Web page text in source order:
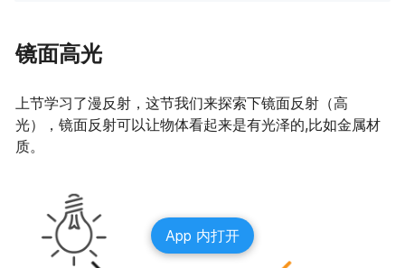
镜面高光
上节学习了漫反射，这节我们来探索下镜面反射（高
光），镜面反射可以让物体看起来是有光泽的,比如金属材
质。
App 内打开